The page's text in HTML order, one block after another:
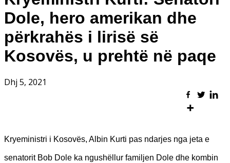
Dole, hero amerikan dhe
përkrahës i lirisë së
Kosovës, u prehtë në paqe
Dhj 5, 2021
Kryeministri i Kosovës, Albin Kurti pas ndarjes nga jeta e
senatorit Bob Dole ka ngushëllur familjen Dole dhe kombin